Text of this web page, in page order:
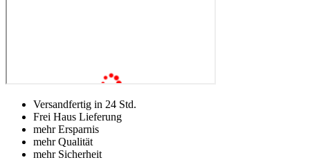
Versandfertig in 24 Std.
Frei Haus Lieferung
mehr Ersparnis
mehr Qualität
mehr Sicherheit